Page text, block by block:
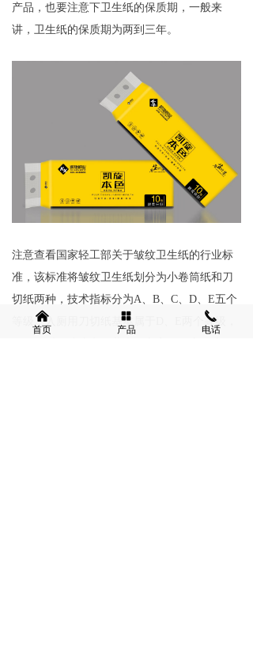
产品，也要注意下卫生纸的保质期，一般来
讲，卫生纸的保质期为两到三年。
注意查看国家轻工部关于皱纹卫生纸的行业标
准，该标准将皱纹卫生纸划分为小卷筒纸和刀
切纸两种，技术指标分为A、B、C、D、E五个
等级。入厕用刀切纸基本属于D、E两个等级，
낀
首页
넒
产品
끅
电话